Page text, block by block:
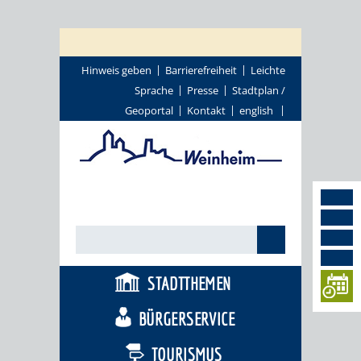
Hinweis geben Barrierefreiheit
Leichte
Sprache
Presse
Stadtplan /
Geoportal
Kontakt english
STADTTHEMEN
BÜRGERSERVICE
TOURISMUS